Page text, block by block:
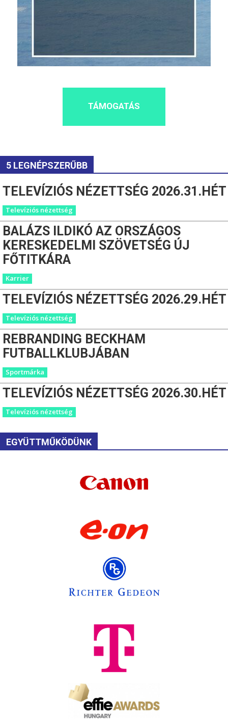
TÁMOGATÁS
5 LEGNÉPSZERŰBB
TELEVÍZIÓS NÉZETTSÉG 2026.31.HÉT
Televíziós nézettség
BALÁZS ILDIKÓ AZ ORSZÁGOS
KERESKEDELMI SZÖVETSÉG ÚJ
FŐTITKÁRA
Karrier
TELEVÍZIÓS NÉZETTSÉG 2026.29.HÉT
Televíziós nézettség
REBRANDING BECKHAM
FUTBALLKLUBJÁBAN
Sportmárka
TELEVÍZIÓS NÉZETTSÉG 2026.30.HÉT
Televíziós nézettség
EGYÜTTMŰKÖDÜNK